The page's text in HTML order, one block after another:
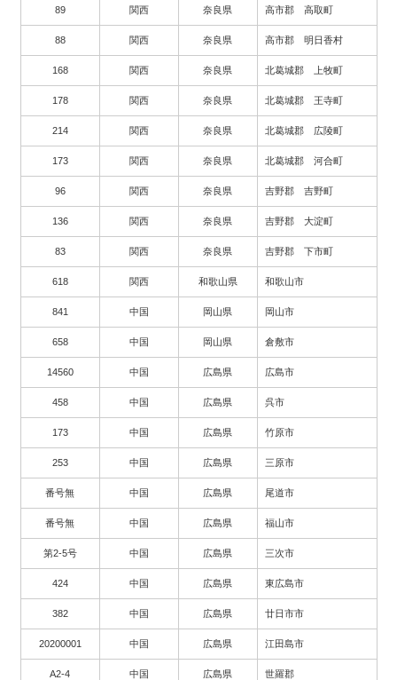
89 関西 奈良県 高市郡 高取町
88 関西 奈良県 高市郡 明日香村
168 関西 奈良県 北葛城郡 上牧町
178 関西 奈良県 北葛城郡 王寺町
214 関西 奈良県 北葛城郡 広陵町
173 関西 奈良県 北葛城郡 河合町
96 関西 奈良県 吉野郡 吉野町
136 関西 奈良県 吉野郡 大淀町
83 関西 奈良県 吉野郡 下市町
618 関西 和歌山県 和歌山市
841 中国 岡山県 岡山市
658 中国 岡山県 倉敷市
14560 中国 広島県 広島市
458 中国 広島県 呉市
173 中国 広島県 竹原市
253 中国 広島県 三原市
番号無 中国 広島県 尾道市
番号無 中国 広島県 福山市
第2-5号 中国 広島県 三次市
424 中国 広島県 東広島市
382 中国 広島県 廿日市市
20200001 中国 広島県 江田島市
A2-4 中国 広島県 世羅郡